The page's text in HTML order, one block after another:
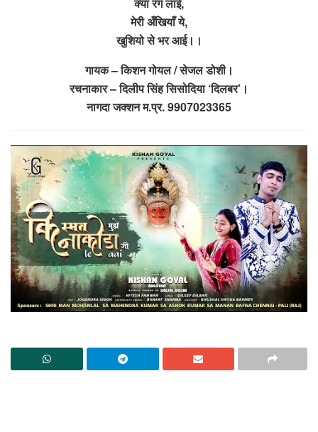
मेरी अँखियाँ ये,
खुशियो से भर आई।।
गायक – किशन गोयल / सेजल डोशी।
रचनाकार – दिलीप सिंह सिसोदिया ‘दिलबर’।
नागदा जक्शन म.प्र. 9907023365